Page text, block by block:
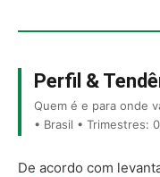
Perfil &
Quem é e para onde
• Brasil • Trimestres:
De acordo com